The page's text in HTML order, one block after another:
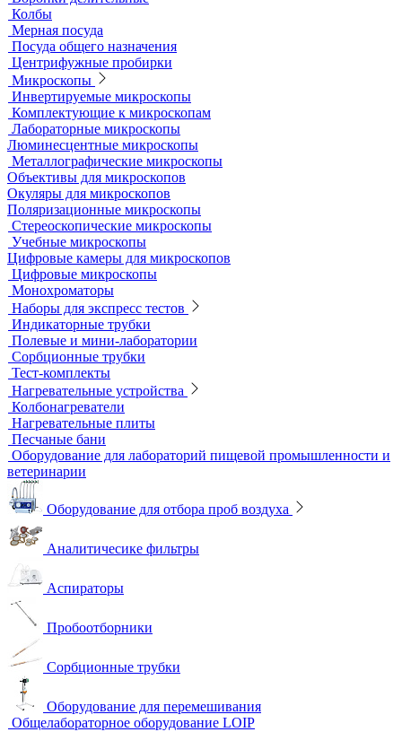
Грохоты и рассевы
Лабораторные сита
Мельницы лабораторные
Оборудование для дробления и измельчения
Жидкостные термостаты и криостаты
Лабораторная посуда
Воронки делительные
Колбы
Мерная посуда
Посуда общего назначения
Центрифужные пробирки
Микроскопы
Инвертируемые микроскопы
Комплектующие к микроскопам
Лабораторные микроскопы
Люминесцентные микроскопы
Металлографические микроскопы
Объективы для микроскопов
Окуляры для микроскопов
Поляризационные микроскопы
Стереоскопические микроскопы
Учебные микроскопы
Цифровые камеры для микроскопов
Цифровые микроскопы
Монохроматоры
Наборы для экспресс тестов
Индикаторные трубки
Полевые и мини-лаборатории
Сорбционные трубки
Тест-комплекты
Нагревательные устройства
Колбонагреватели
Нагревательные плиты
Песчаные бани
Оборудование для лабораторий пищевой промышленности и
ветеринарии
Оборудование для отбора проб воздуха